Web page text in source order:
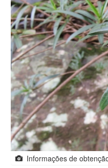
Informações de